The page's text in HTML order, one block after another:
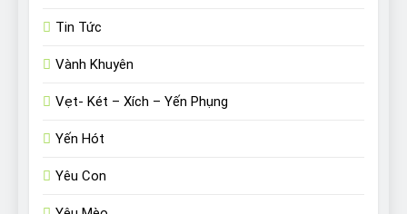
Tin Tức
Vành Khuyên
Vẹt- Két – Xích – Yến Phụng
Yến Hót
Yêu Con